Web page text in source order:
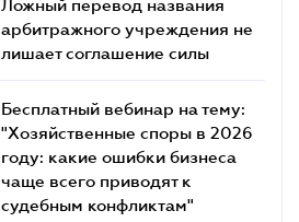
Ложный перевод названия
арбитражного учреждения не
лишает соглашение силы
Бесплатный вебинар на тему:
"Хозяйственные споры в 2026
году: какие ошибки бизнеса
чаще всего приводят к
судебным конфликтам"